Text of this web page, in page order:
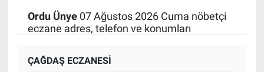
Ordu Ünye07 Ağustos 2026 Cuma nöbetçi
eczane adres, telefon ve konumları
ÇAĞDAŞ ECZANESİ
EĞİTİM
BİLİM VE TEKNOLOJİ